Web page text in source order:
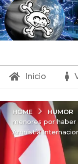
Inicio
HOME HUMOR
menores por haber
Amnistía